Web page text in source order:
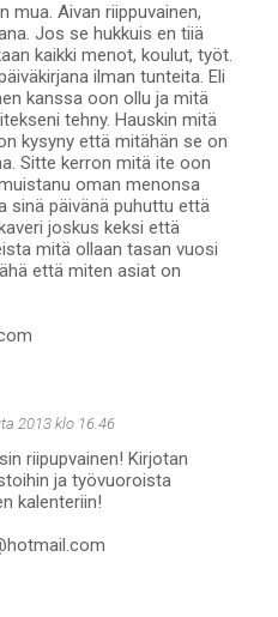
mua. Aivan riippuvainen,
Jos se hukkuis en tiiä
kaikki menot, koulut, työt.
ilman tunteita. Eli
kanssa oon ollu ja mitä
tehny. Hauskin mitä
kysyny että mitähän se on
Sitte kerron mitä ite oon
oman menonsa
sinä päivänä puhuttu että
joskus keksi että
mitä ollaan tasan vuosi
että miten asiat on
2013 klo 16.46
riipupvainen! Kirjotan
ja työvuoroista
kalenteriin!